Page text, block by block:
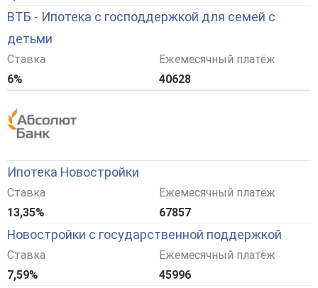
ВТБ - Ипотека с господдержкой для семей с
детьми
Ставка
6%
Ежемесячный платёж
40628
Ипотека Новостройки
Ставка
13,35%
Ежемесячный платёж
67857
Новостройки с государственной поддержкой
Ставка
7,59%
Ежемесячный платёж
45996